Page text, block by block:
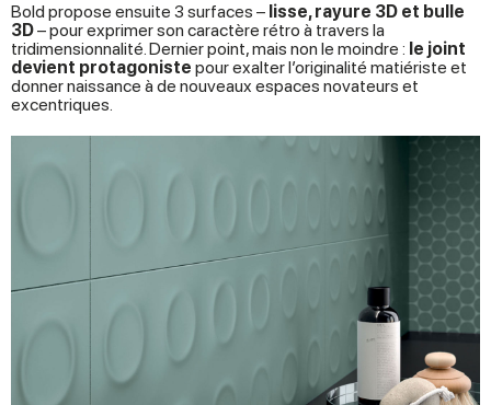
Bold propose ensuite 3 surfaces – lisse, rayure 3D et bulle
3D– pour exprimer son caractère rétro à travers la
tridimensionnalité. Dernier point, mais non le moindre : le joint
devient protagoniste pour exalter l’originalité matiériste et
donner naissance à de nouveaux espaces novateurs et
excentriques.